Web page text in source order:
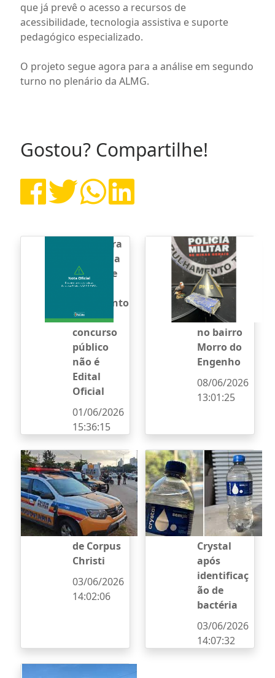
que já prevê o acesso a recursos de
acessibilidade, tecnologia assistiva e suporte
pedagógico especializado.
O projeto segue agora para a análise em segundo
turno no plenário da ALMG.
Gostou? Compartilhe!
Prefeitura
de Itaúna
esclarece
que
documento
sobre
concurso
público
não é
Edital
Oficial
01/06/2026
15:36:15
Polícia
Militar
apreende
cerca de 1
kg de
maconha
no bairro
Morro do
Engenho
08/06/2026
13:01:25
PMRv lança
operação
nas
estradas de
Minas para
o feriado
de Corpus
Christi
03/06/2026
14:02:06
Anvisa
determina
recolhimen
to de lote
de água
mineral
Crystal
após
identificaç
ão de
bactéria
03/06/2026
14:07:32